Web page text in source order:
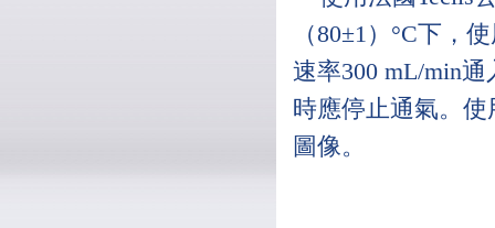
（80±1）°C下，
速率300 mL/min
時應停止通氣。
圖像。